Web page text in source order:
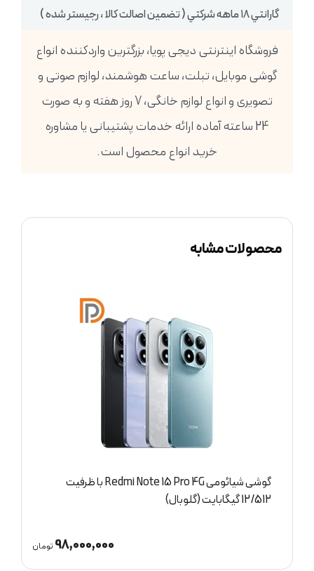
گارانتي ١٨ ماهه شركتي ( تضمين اصالت كالا ، رجيستر شده )
فروشگاه اینترنتی دیجی پویا، بزرگترین واردکننده انواع
گوشی موبایل، تبلت، ساعت هوشمند، لوازم صوتی و
تصویری و انواع لوازم خانگی، 7 روز هفته و به صورت
24 ساعته آماده ارائه خدمات پشتیبانی یا مشاوره
خرید انواع محصول است.
محصولات مشابه
گوشی شیائومی Redmi Note 15 Pro 4G با ظرفیت
8/256 گیگابایت (گلوبال)